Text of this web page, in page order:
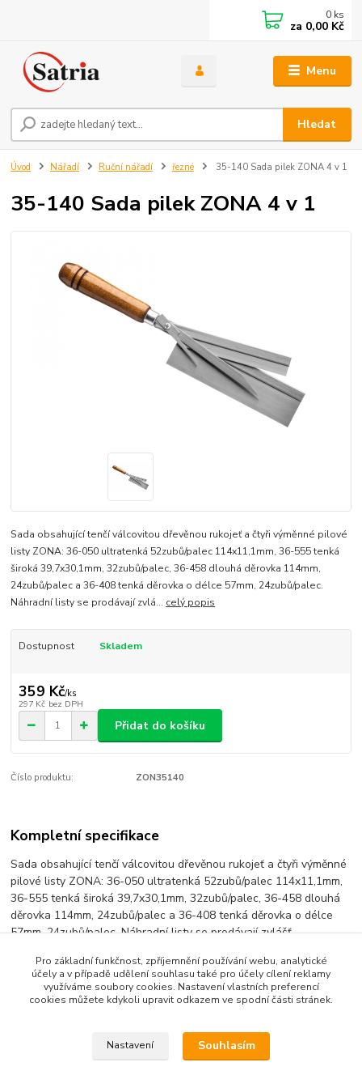
Menu
Hledat
0 ks
za 0,00 Kč
Úvod Nářadí Ruční nářadí řezné 35-140 Sada pilek ZONA 4 v 1
35-140 Sada pilek ZONA 4 v 1
Sada obsahující tenčí válcovitou dřevěnou rukojeť a čtyři výměnné pilové
listy ZONA: 36-050 ultratenká 52zubů/palec 114x11,1mm, 36-555 tenká
široká 39,7x30,1mm, 32zubů/palec, 36-458 dlouhá děrovka 114mm,
24zubů/palec a 36-408 tenká děrovka o délce 57mm, 24zubů/palec.
Náhradní listy se prodávají zvlá... celý popis
Dostupnost Skladem
359 Kč/ks
297 Kč bez DPH
Přidat do košíku
Číslo produktu: ZON35140
Kompletní specifikace
Sada obsahující tenčí válcovitou dřevěnou rukojeť a čtyři výměnné
pilové listy ZONA: 36-050 ultratenká 52zubů/palec 114x11,1mm,
36-555 tenká široká 39,7x30,1mm, 32zubů/palec, 36-458 dlouhá
děrovka 114mm, 24zubů/palec a 36-408 tenká děrovka o délce
57mm, 24zubů/palec. Náhradní listy se prodávají zvlášť.
Zboží zařazeno v kategoriích
Pro základní funkčnost, zpříjemnění používání webu, analytické
účely a v případě udělení souhlasu také pro účely cílení reklamy
využíváme soubory cookies. Nastavení vlastních preferencí
cookies můžete kdykoli upravit odkazem ve spodní části stránek.
Nastavení Souhlasím